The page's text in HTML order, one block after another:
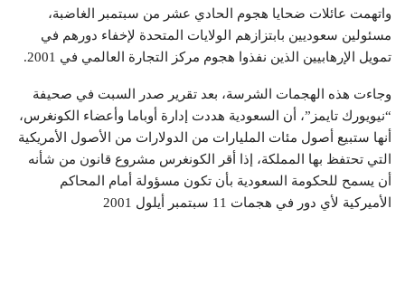
واتهمت عائلات ضحايا هجوم الحادي عشر من سبتمبر الغاضبة،
مسئولين سعوديين بابتزازهم الولايات المتحدة لإخفاء دورهم في
تمويل الإرهابيين الذين نفذوا هجوم مركز التجارة العالمي في 2001.
وجاءت هذه الهجمات الشرسة، بعد تقرير صدر السبت في صحيفة
“نيويورك تايمز”، أن السعودية هددت إدارة أوباما وأعضاء الكونغرس،
أنها ستبيع أصول مئات المليارات من الدولارات من الأصول الأمريكية
التي تحتفظ بها المملكة، إذا أقر الكونغرس مشروع قانون من شأنه
أن يسمح للحكومة السعودية بأن تكون مسؤولة أمام المحاكم
الأميركية لأي دور في هجمات 11 سبتمبر أيلول 2001